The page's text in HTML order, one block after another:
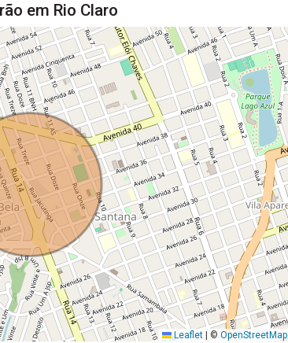
em Rio Claro
Leaflet © OpenStreetMap